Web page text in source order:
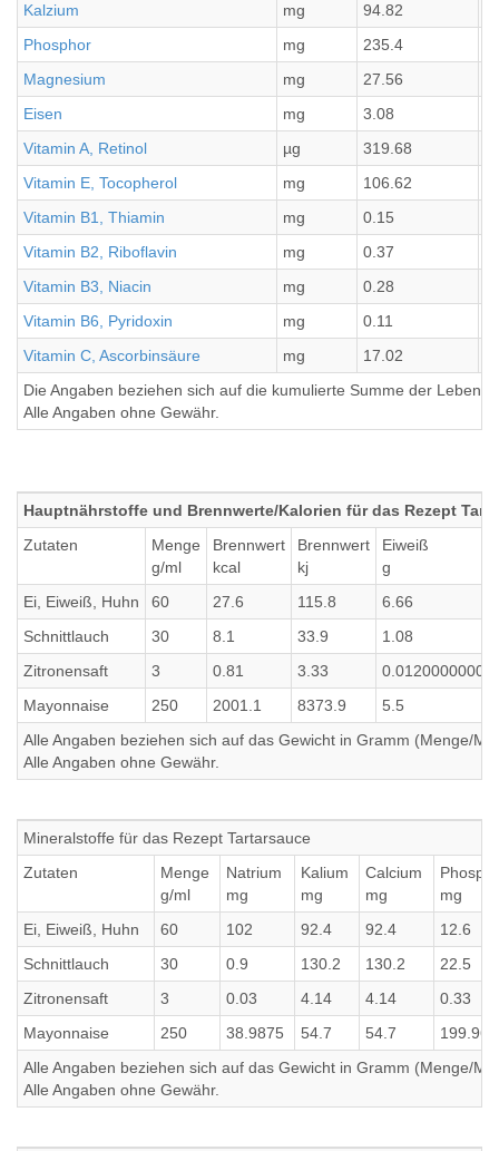
Kalzium
mg 94.82
Phosphor
mg 235.4
Magnesium
mg 27.56
Eisen
mg 3.08
Vitamin A, Retinol
µg 319.68
Vitamin E, Tocopherol
mg 106.62
Vitamin B1, Thiamin
mg 0.15
Vitamin B2, Riboflavin
mg 0.37
Vitamin B3, Niacin
mg 0.28
Vitamin B6, Pyridoxin
mg 0.11
Vitamin C, Ascorbinsäure
mg 17.02
Die Angaben beziehen sich auf die kumulierte Summe der
Alle Angaben ohne Gewähr.
Hauptnährstoffe und Brennwerte/Kalorien für das Rezept
Zutaten
Menge
g/ml
Brennwert
kcal
Brennwert
kj
Eiweiß
g
Ei, Eiweiß, Huhn
60 27.6 115.8
6.66
Schnittlauch
30 8.1 33.9
1.08
Zitronensaft
3 0.81 3.33
Mayonnaise
250 2001.1 8373.9
5.5
Alle Angaben beziehen sich auf das Gewicht in Gramm (Menge/
Alle Angaben ohne Gewähr.
Mineralstoffe für das Rezept Tartarsauce
Zutaten
Menge
g/ml
Natrium
mg
Kalium
mg
Calcium
mg
mg
Ei, Eiweiß, Huhn
60 102 92.4 92.4
12.6
Schnittlauch
30 0.9 130.2 130.2
22.5
Zitronensaft
3 0.03 4.14 4.14
0.33
Mayonnaise
250 38.9875 54.7 54.7
Alle Angaben beziehen sich auf das Gewicht in Gramm (Menge/
Alle Angaben ohne Gewähr.